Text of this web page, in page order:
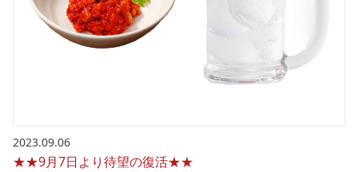
2023.09.06
★★9月7日より待望の復活★★